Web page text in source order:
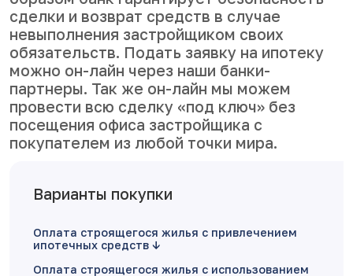
сделки и возврат средств в случае
невыполнения застройщиком своих
обязательств. Подать заявку на ипотеку
можно он-лайн через наши банки-
партнеры. Так же он-лайн мы можем
провести всю сделку «под ключ» без
посещения офиса застройщика с
покупателем из любой точки мира.
Варианты покупки
Оплата строящегося жилья с привлечением
ипотечных средств
Оплата строящегося жилья с использованием